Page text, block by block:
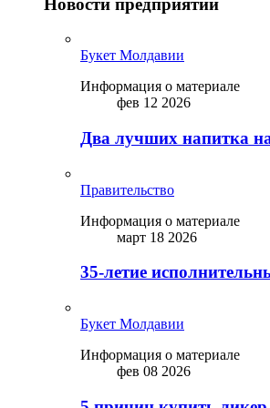
Букет Молдавии
Информация о материале
фев 12 2026
Два лучших напитка
Правительство
Информация о материале
март 18 2026
35-летие
Букет Молдавии
Информация о материале
фев 08 2026